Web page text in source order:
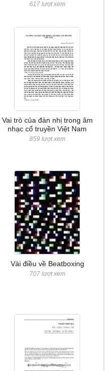
617 lượt xem
Vai trò của đàn nhị trong âm
nhạc cổ truyền Việt Nam
859 lượt xem
Vài điều về Beatboxing
707 lượt xem